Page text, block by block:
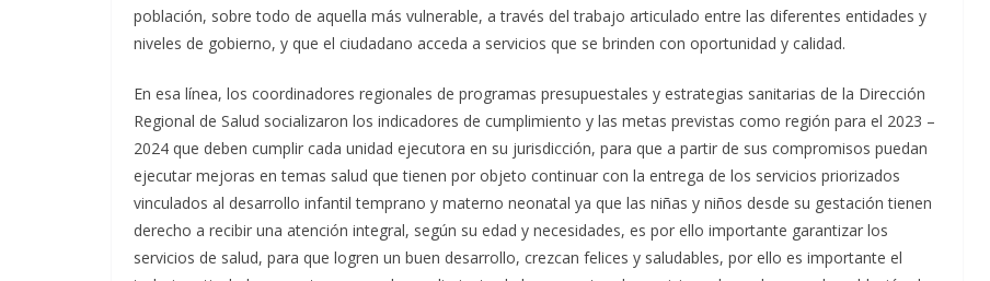
población, sobre todo de aquella más vulnerable, a través del trabajo articulado entre las diferentes entidades y
niveles de gobierno, y que el ciudadano acceda a servicios que se brinden con oportunidad y calidad.
En esa línea, los coordinadores regionales de programas presupuestales y estrategias sanitarias de la Dirección
Regional de Salud socializaron los indicadores de cumplimiento y las metas previstas como región para el 2023 –
2024 que deben cumplir cada unidad ejecutora en su jurisdicción, para que a partir de sus compromisos puedan
ejecutar mejoras en temas salud que tienen por objeto continuar con la entrega de los servicios priorizados
vinculados al desarrollo infantil temprano y materno neonatal ya que las niñas y niños desde su gestación tienen
derecho a recibir una atención integral, según su edad y necesidades, es por ello importante garantizar los
servicios de salud, para que logren un buen desarrollo, crezcan felices y saludables, por ello es importante el